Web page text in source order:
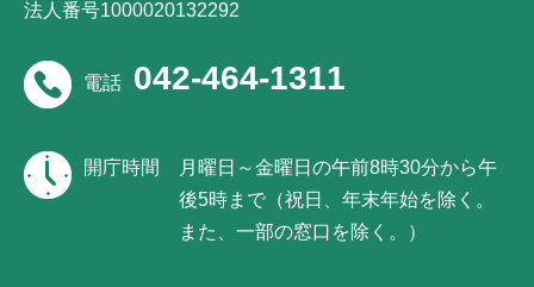
法人番号1000020132292
電話 042-464-1311
開庁時間
月曜日～金曜日の午前8時30分から午
後5時まで（祝日、年末年始を除く。
また、一部の窓口を除く。）